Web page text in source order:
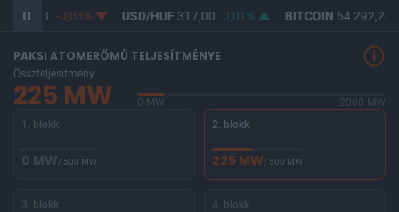
365,28 -0,03% USD/HUF317,00 0,01% BITCOIN64 292,26
PAKSI ATOMERŐMŰ TELJESÍTMÉNYE
Összteljesítmény
225 MW 0 MW
2000 MW
1. blokk
0 MW/ 500 MW
2. blokk
225 MW/ 500 MW
3. blokk 4. blokk